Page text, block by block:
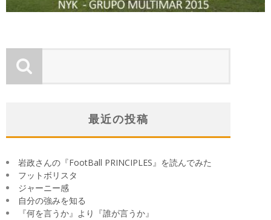
最近の投稿
岩政さんの『FootBall PRINCIPLES』を読んでみた
フットボリスタ
ジャーニー感
自分の強みを知る
『何を言うか』より『誰が言うか』